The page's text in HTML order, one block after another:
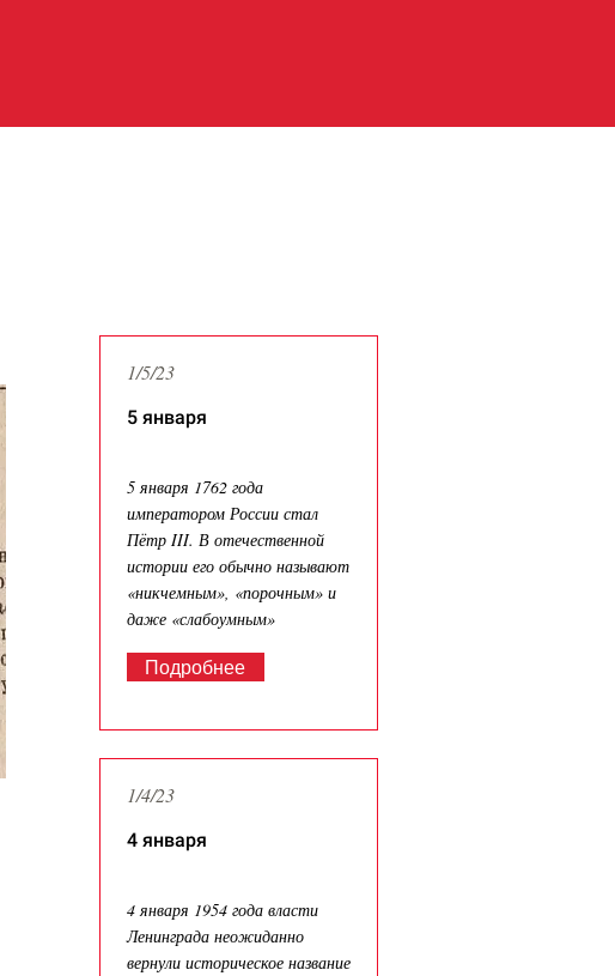
1/5/23
5 января
5 января 1762 года
императором России стал
Пётр III. В отечественной
истории его обычно называют
«никчемным», «порочным» и
даже «слабоумным»
Подробнее
1/4/23
4 января
4 января 1954 года власти
Ленинграда неожиданно
вернули историческое название